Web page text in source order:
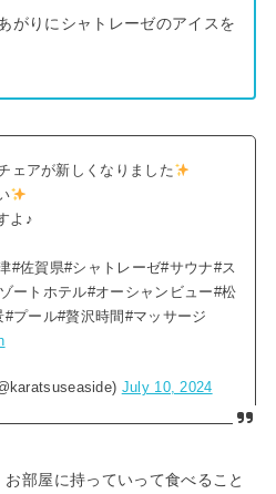
がりにシャトレーゼのアイスを
ェアが新しくなりました
よ♪
#佐賀県#シャトレーゼ#サウナ#ス
ートホテル#オーシャンビュー#松
プール#贅沢時間#マッサージ
July 10, 2024
部屋に持っていって食べること